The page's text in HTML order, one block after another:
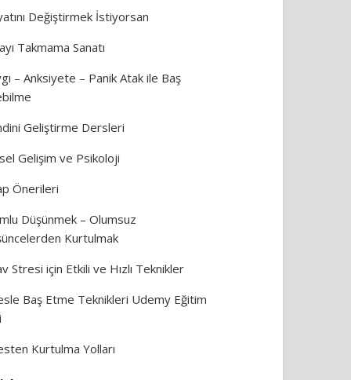
Değiştirmek İstiyorsan
Takmama Sanatı
– Anksiyete – Panik Atak ile Baş
Geliştirme Dersleri
Gelişim ve Psikoloji
Önerileri
Düşünmek – Olumsuz
Kurtulmak
Stresi için Etkili ve Hızlı Teknikler
Baş Etme Teknikleri Udemy Eğitim
Kurtulma Yolları